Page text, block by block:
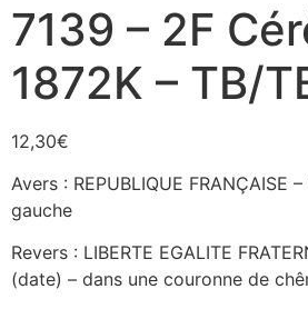
7139 – 2F
1872K – TB/
12,30€
Avers : REPUBLIQUE FRANÇAISE
gauche
Revers : LIBERTE EGALITE
(date) – dans une couronne de